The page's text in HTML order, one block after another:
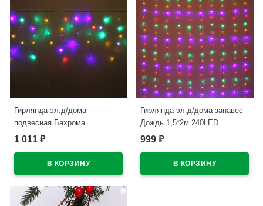
Гирлянда эл.д/дома
подвесная Бахрома
3*0,3/0,5м 120LED (св.провод)
1 011 ₽
Гирлянда эл.д/дома занавес
Дождь 1,5*2м 240LED
"Водопад" цв.мульти
999 ₽